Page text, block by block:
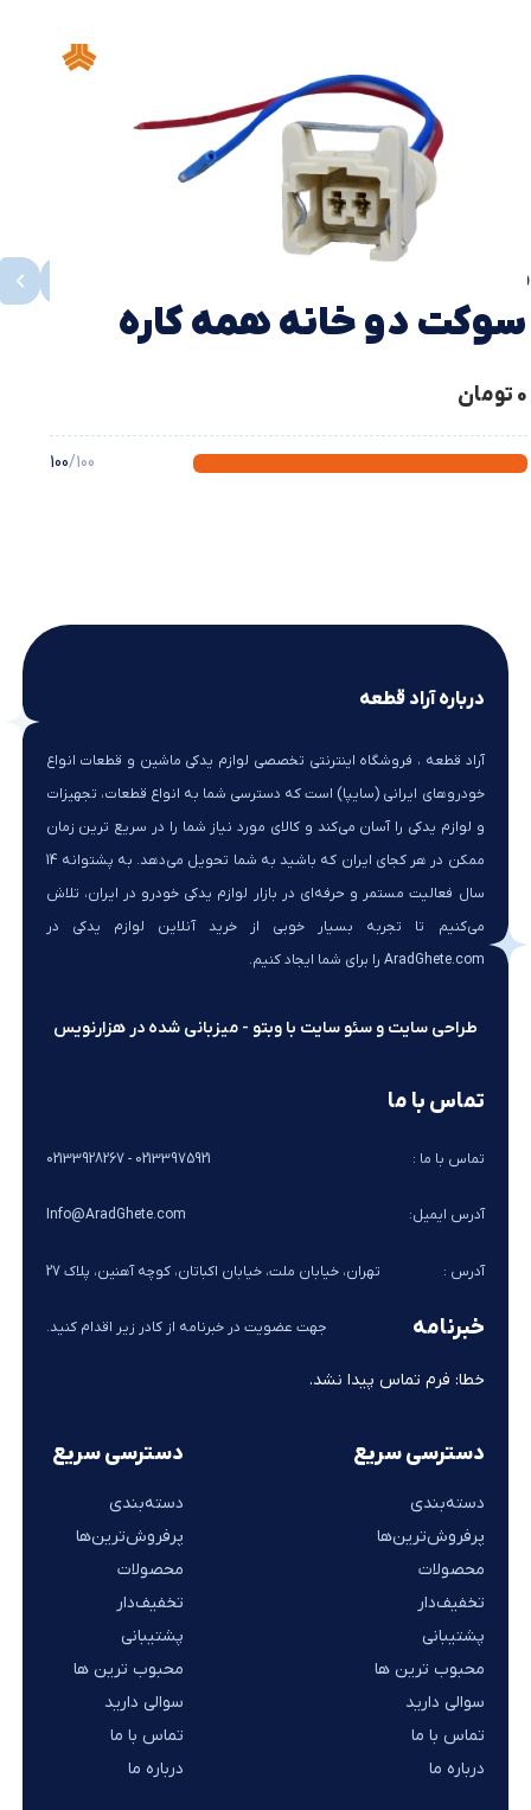
محصولات مشابه
سوکت دو خانه همه کاره
پراید (سفید)
0 تومان
100/100
درباره آراد قطعه
آراد قطعه ، فروشگاه اینترنتی تخصصی لوازم یدکی ماشین و قطعات انواع
خودروهای ایرانی (سایپا) است که دسترسی شما به انواع قطعات، تجهیزات
و لوازم یدکی را آسان می‌کند و کالای مورد نیاز شما را در سریع ترین زمان
ممکن در هر کجای ایران که باشید به شما تحویل می‌دهد. به پشتوانه 14
سال فعالیت مستمر و حرفه‌ای در بازار لوازم یدکی خودرو در ایران، تلاش
می‌کنیم تا تجربه بسیار خوبی از خرید آنلاین لوازم یدکی در
AradGhete.com را برای شما ایجاد کنیم.
دسترسی سریع
دسته‌بندی
پرفروش‌ترین‌ها
محصولات
تخفیف‌دار
پشتیبانی
محبوب ترین ها
سوالی دارید
تماس با ما
درباره ما
تماس با ما
تماس با ما : 02133975921 - 02133928267
آدرس ایمیل: Info@AradGhete.com
آدرس : تهران، خیابان ملت، خیابان اکباتان، کوچه آهنین، پلاک 27
خبرنامه جهت عضویت در خبرنامه از کادر زیر اقدام کنید.
خطا: فرم تماس پیدا نشد.
دسترسی سریع
دسته‌بندی
پرفروش‌ترین‌ها
محصولات
تخفیف‌دار
پشتیبانی
محبوب ترین ها
سوالی دارید
تماس با ما
درباره ما
طراحی سایت و سئو سایت با وبتو - میزبانی شده در هزارنویس